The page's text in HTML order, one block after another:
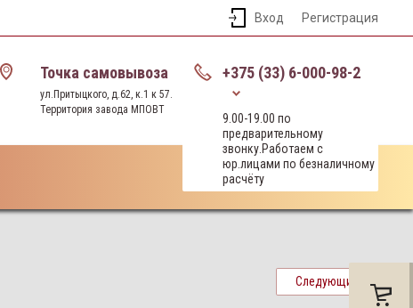
Вход Регистрация
Точка самовывоза
ул.Притыцкого, д.62, к.1 к 57.
Территория завода МПОВТ
+375 (33) 6-000-98-2
9.00-19.00 по
предварительному
звонку.Работаем с
юр.лицами по безналичному
расчёту
Следующий